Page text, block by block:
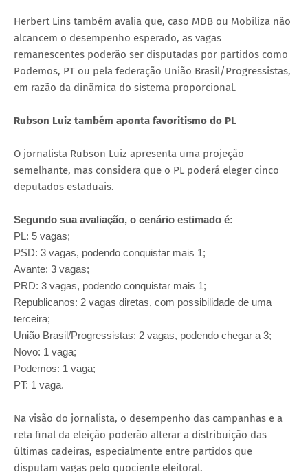
Herbert Lins também avalia que, caso MDB ou Mobiliza não
alcancem o desempenho esperado, as vagas
remanescentes poderão ser disputadas por partidos como
Podemos, PT ou pela federação União Brasil/Progressistas,
em razão da dinâmica do sistema proporcional.
Rubson Luiz também aponta favoritismo do PL
O jornalista Rubson Luiz apresenta uma projeção
semelhante, mas considera que o PL poderá eleger cinco
deputados estaduais.
Segundo sua avaliação, o cenário estimado é:
PL: 5 vagas;
PSD: 3 vagas, podendo conquistar mais 1;
Avante: 3 vagas;
PRD: 3 vagas, podendo conquistar mais 1;
Republicanos: 2 vagas diretas, com possibilidade de uma
terceira;
União Brasil/Progressistas: 2 vagas, podendo chegar a 3;
Novo: 1 vaga;
Podemos: 1 vaga;
PT: 1 vaga.
Na visão do jornalista, o desempenho das campanhas e a
reta final da eleição poderão alterar a distribuição das
últimas cadeiras, especialmente entre partidos que
disputam vagas pelo quociente eleitoral.